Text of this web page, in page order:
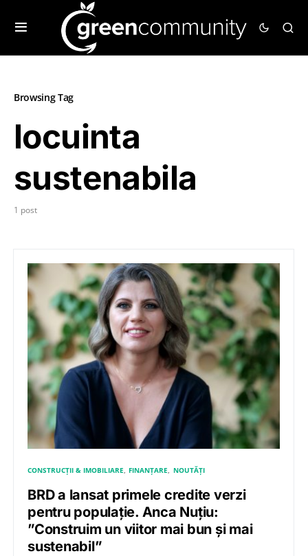
Browsing Tag
locuinta
sustenabila
1 post
CONSTRUCȚII & IMOBILIARE FINANȚARE NOUTĂȚI
BRD a lansat primele credite verzi
pentru populație. Anca Nuțiu:
”Construim un viitor mai bun și mai
sustenabil”